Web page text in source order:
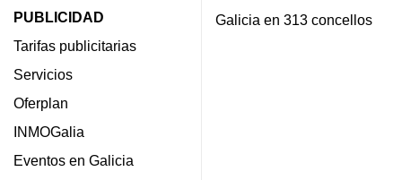
PUBLICIDAD
Tarifas publicitarias
Servicios
Oferplan
INMOGalia
Eventos en Galicia
Galicia en 313 concellos